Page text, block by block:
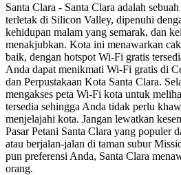
Santa Clara - Santa Clara adalah
terletak di Silicon Valley, dipenuhi
kehidupan malam yang semarak, dan
menakjubkan. Kota ini menawarkan
baik, dengan hotspot Wi-Fi gratis
Anda dapat menikmati Wi-Fi gratis di
dan Perpustakaan Kota Santa Clara.
mengakses peta Wi-Fi kota untuk
tersedia sehingga Anda tidak perlu
menjelajahi kota. Jangan lewatkan
Pasar Petani Santa Clara yang populer
atau berjalan-jalan di taman subur
pun preferensi Anda, Santa Clara
orang.